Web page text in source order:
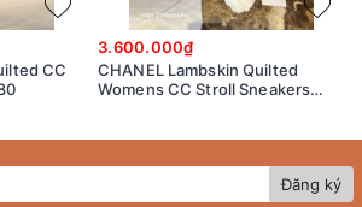
CC
3.600.000₫
CHANEL Lambskin Quilted
Womens CC Stroll Sneakers
Đăng ký